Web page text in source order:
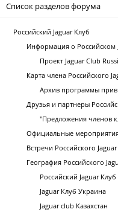
Список разделов форума
Российский Jaguar Клуб
Информация о Российском
Проект Jaguar Club
Карта члена Российского
Архив программы
Друзья и партнеры
"Предложения членов
Официальные мероприятия
Встречи Российского
География Российского
Российский Jaguar
Jaguar Клуб Украина
Jaguar club Казахстан